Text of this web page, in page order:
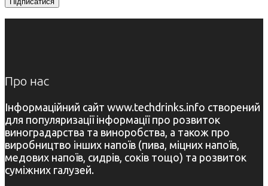
Про нас
Інформаційний сайт www.techdrinks.info створений
для популяризації інформації про розвиток
виноградарства та виноробства, а також про
виробництво інших напоїв (пива, міцних напоїв,
медових напоїв, сидрів, соків тощо) та розвиток
суміжних галузей.